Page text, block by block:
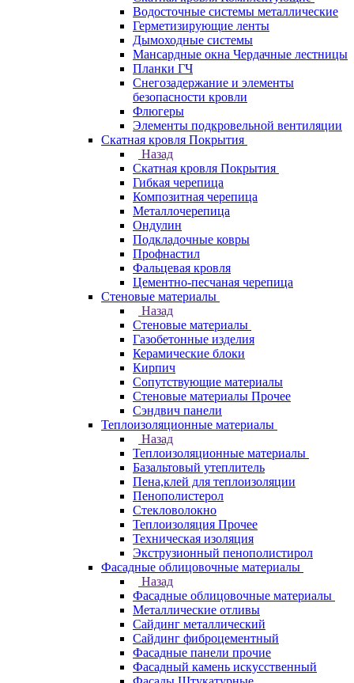
Водосточные системы металлические
Герметизирующие ленты
Дымоходные системы
Мансардные окна Чердачные лестницы
Планки ГЧ
Снегозадержание и элементы
безопасности кровли
Флюгеры
Элементы подкровельной вентиляции
Скатная кровля Покрытия
Назад
Скатная кровля Покрытия
Гибкая черепица
Композитная черепица
Металлочерепица
Ондулин
Подкладочные ковры
Профнастил
Фальцевая кровля
Цементно-песчаная черепица
Стеновые материалы
Назад
Стеновые материалы
Газобетонные изделия
Керамические блоки
Кирпич
Сопутствующие материалы
Стеновые материалы Прочее
Сэндвич панели
Теплоизоляционные материалы
Назад
Теплоизоляционные материалы
Базальтовый утеплитель
Пена,клей для теплоизоляции
Пенополистерол
Стекловолокно
Теплоизоляция Прочее
Техническая изоляция
Экструзионный пенополистирол
Фасадные облицовочные материалы
Назад
Фасадные облицовочные материалы
Металлические отливы
Сайдинг металлический
Сайдинг фиброцементный
Фасадные панели прочие
Фасадный камень искусственный